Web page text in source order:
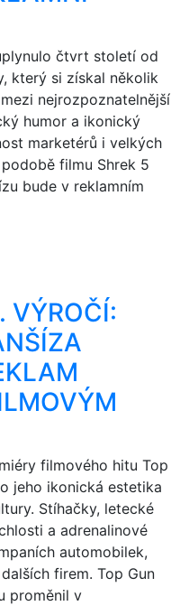
čtvrt století od
který si získal několik
nejrozpoznatelnější
humor a ikonický
marketérů i velkých
filmu Shrek 5
bude v reklamním
VÝROČÍ:
filmového hitu Top
jeho ikonická estetika
Stíhačky, letecké
a adrenalinové
automobilek,
firem. Top Gun
proměnil v